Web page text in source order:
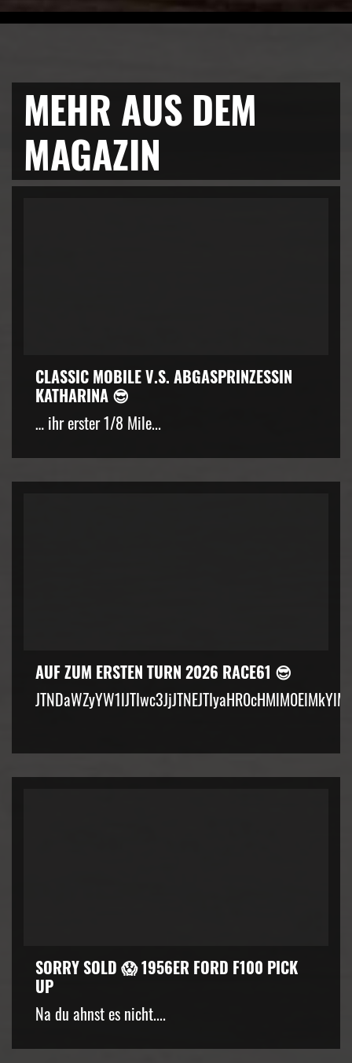
MEHR AUS DEM
MAGAZIN
CLASSIC MOBILE V.S. ABGASPRINZESSIN
KATHARINA 😎
… ihr erster 1/8 Mile...
AUF ZUM ERSTEN TURN 2026 RACE61 😎
SORRY SOLD 😱 1956ER FORD F100 PICK
UP
Na du ahnst es nicht....